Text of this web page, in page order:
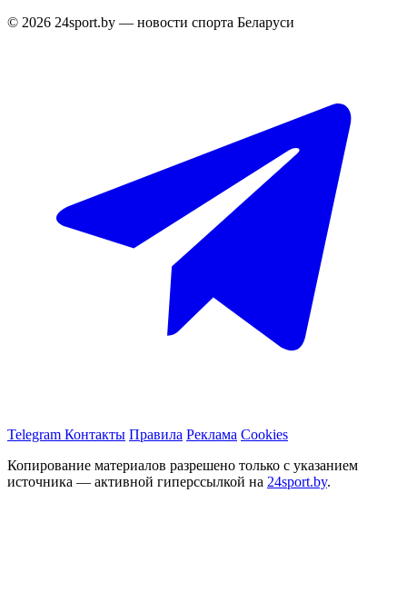
© 2026 24sport.by — новости спорта Беларуси
Telegram Контакты Правила Реклама Cookies
Копирование материалов разрешено только с указанием
источника — активной гиперссылкой на 24sport.by.